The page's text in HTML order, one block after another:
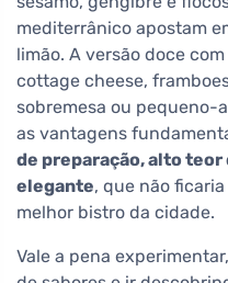
mediterrânico apostam
limão. A versão doce
cottage cheese,
sobremesa ou pequeno-
as vantagens
de preparação, alto
elegante, que não
melhor bistro da cidade.
Vale a pena